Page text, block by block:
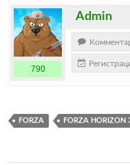
Admin
790
FORZA FORZA HORIZON